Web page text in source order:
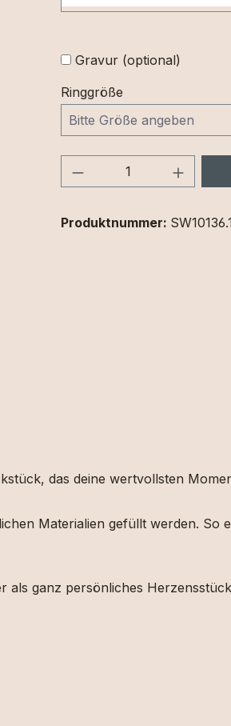
Gravur (optional)
Ringgröße
Produkt Anzahl:
Produktnummer:
das deine wertvollsten
Materialien gefüllt werden. So
als ganz persönliches